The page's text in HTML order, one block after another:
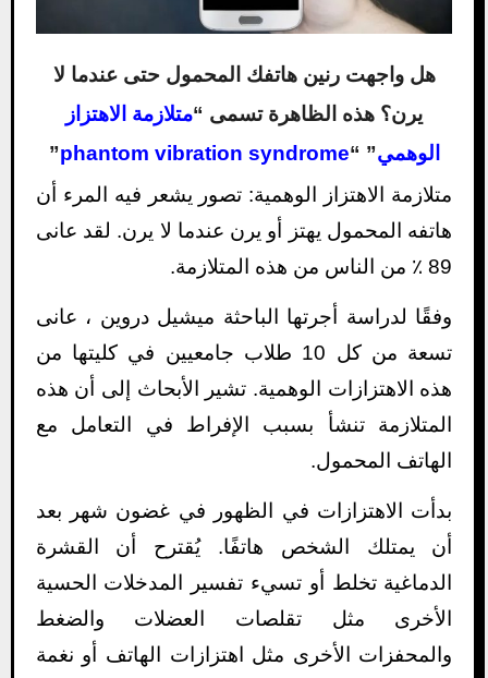
هل واجهت رنين هاتفك المحمول حتى عندما لا
يرن؟ هذه الظاهرة تسمى “متلازمة الاهتزاز
الوهمي” “
phantom vibration syndrome
”
متلازمة الاهتزاز الوهمية: تصور يشعر فيه المرء أن
هاتفه المحمول يهتز أو يرن عندما لا يرن. لقد عانى
89 ٪ من الناس من هذه المتلازمة.
وفقًا لدراسة أجرتها الباحثة ميشيل دروين ، عانى
تسعة من كل 10 طلاب جامعيين في كليتها من
هذه الاهتزازات الوهمية. تشير الأبحاث إلى أن هذه
المتلازمة تنشأ بسبب الإفراط في التعامل مع
الهاتف المحمول.
بدأت الاهتزازات في الظهور في غضون شهر بعد
أن يمتلك الشخص هاتفًا. يُقترح أن القشرة
الدماغية تخلط أو تسيء تفسير المدخلات الحسية
الأخرى مثل تقلصات العضلات والضغط
والمحفزات الأخرى مثل اهتزازات الهاتف أو نغمة